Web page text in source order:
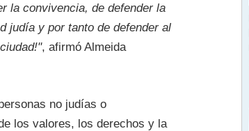
la convivencia, de defender la
judía y por tanto de defender al
, afirmó Almeida
no judías o
los valores, los derechos y la